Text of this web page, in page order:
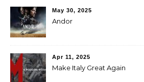
May 30, 2025
Andor
Apr 11, 2025
Make Italy Great Again